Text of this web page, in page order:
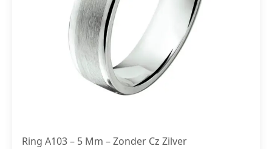
Ring A103 – 5 Mm – Zonder Cz Zilver